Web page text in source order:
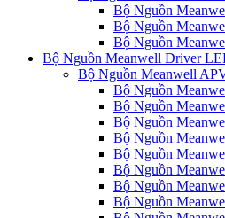
Bộ Nguồn
Bộ Nguồn
Bộ Nguồn
Bộ Nguồn Meanwell Driver
Bộ Nguồn Meanwell
Bộ Nguồn
Bộ Nguồn
Bộ Nguồn
Bộ Nguồn
Bộ Nguồn
Bộ Nguồn
Bộ Nguồn
Bộ Nguồn